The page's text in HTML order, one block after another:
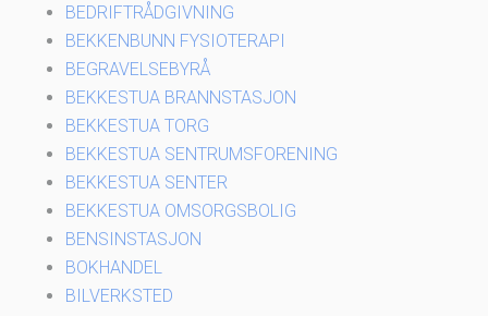
BEDRIFTRÅDGIVNING
BEKKENBUNN FYSIOTERAPI
BEGRAVELSEBYRÅ
BEKKESTUA BRANNSTASJON
BEKKESTUA TORG
BEKKESTUA SENTRUMSFORENING
BEKKESTUA SENTER
BEKKESTUA OMSORGSBOLIG
BENSINSTASJON
BOKHANDEL
BILVERKSTED